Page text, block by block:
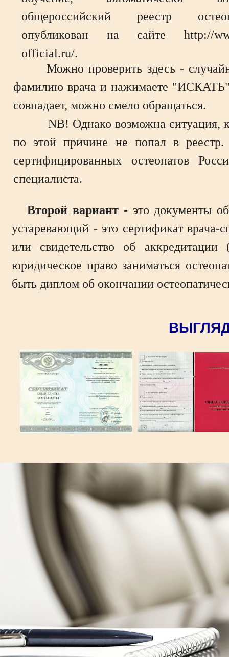
Можно проверить здесь -
фамилию врача и нажимаете "ИСКАТЬ".
совпадает, можно смело обращаться.
NB! Однако возможна ситуация,
по этой причине не попал в реестр.
сертифицированных остеопатов
специалиста.
общероссийский реестр
опубликован на сайте http://
official.ru/.
Второй вариант- это документы
устаревающий - это сертификат врача-
или свидетельство об
юридическое право заниматься
быть диплом об окончании